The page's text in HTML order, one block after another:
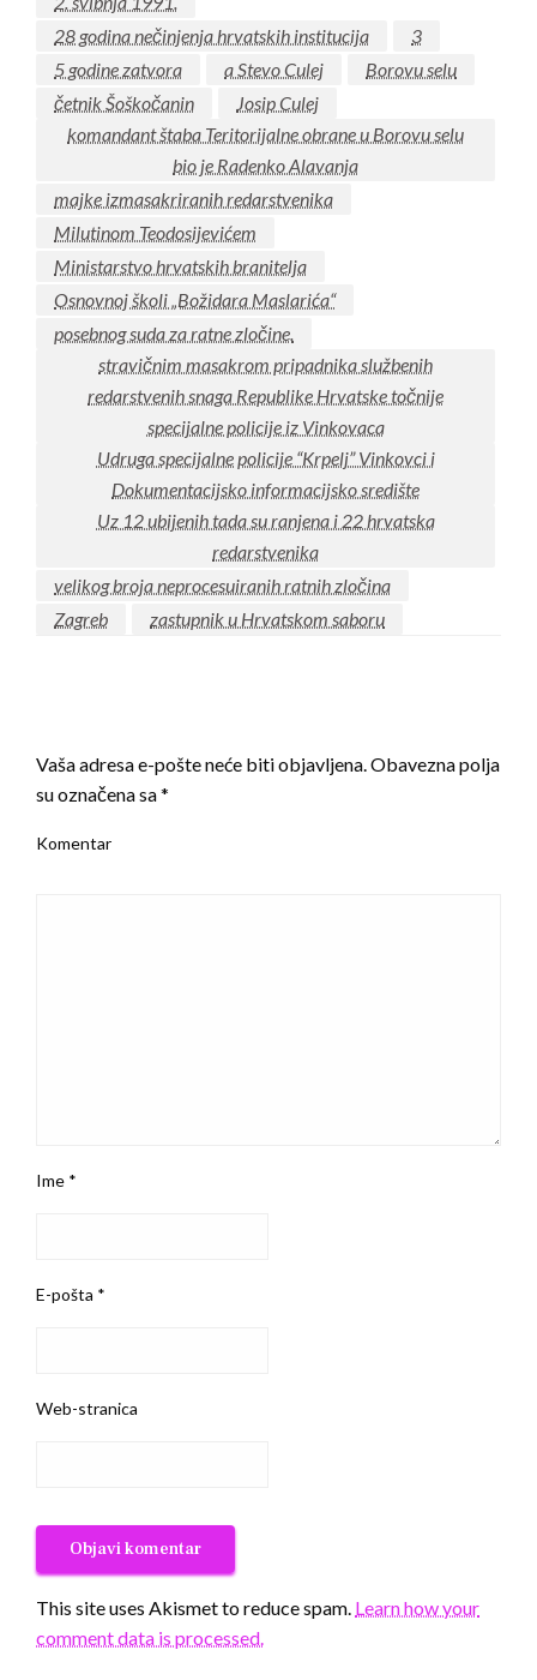
28 godina nečinjenja hrvatskih institucija
3
5 godine zatvora
a Stevo Culej
Borovu selu
četnik Šoškočanin
Josip Culej
komandant štaba Teritorijalne obrane u Borovu selu
bio je Radenko Alavanja
majke izmasakriranih redarstvenika
Milutinom Teodosijevićem
Ministarstvo hrvatskih branitelja
Osnovnoj školi „Božidara Maslarića“
posebnog suda za ratne zločine.
stravičnim masakrom pripadnika službenih
redarstvenih snaga Republike Hrvatske točnije
specijalne policije iz Vinkovaca
Udruga specijalne policije “Krpelj” Vinkovci i
Dokumentacijsko informacijsko središte
Uz 12 ubijenih tada su ranjena i 22 hrvatska
redarstvenika
velikog broja neprocesuiranih ratnih zločina
Zagreb
zastupnik u Hrvatskom saboru
Vaša adresa e-pošte neće biti objavljena. Obavezna polja
su označena sa*
Komentar
Ime *
E-pošta *
Web-stranica
This site uses Akismet to reduce spam. Learn how your
comment data is processed.